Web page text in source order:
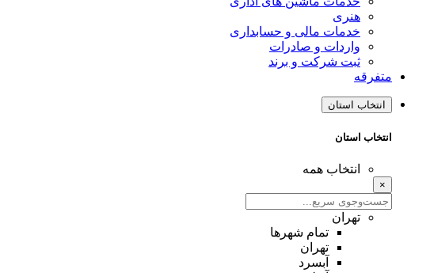
هنری
خدمات مالی و حسابداری
واردات و صادرات
ثبت شرکت و برند
متفرقه
انتخاب استان
انتخاب استان
انتخاب همه
×
تهران
تمام شهر‌ها
تهران
آبسرد